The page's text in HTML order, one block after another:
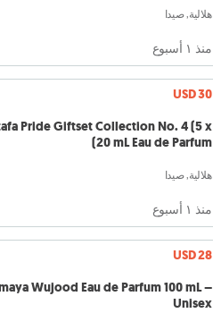
هلالية, صيدا
منذ ١ أسبوع
USD 30
Pride Giftset Collection No. 4 (5 x
20 mL Eau de Parfum)
هلالية, صيدا
منذ ١ أسبوع
USD 28
Wujood Eau de Parfum 100 mL –
Unisex